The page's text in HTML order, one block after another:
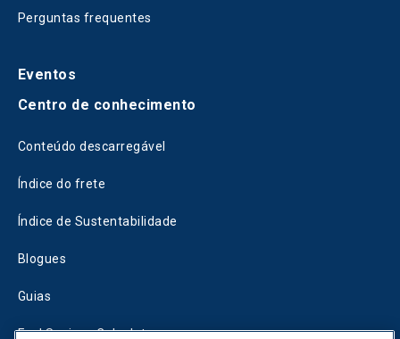
Perguntas frequentes
Eventos
Centro de conhecimento
Conteúdo descarregável
Índice do frete
Índice de Sustentabilidade
Blogues
Guias
Fuel Savings Calculator